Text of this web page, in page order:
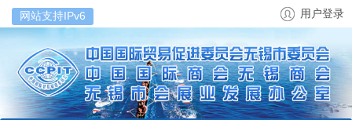
网站支持IPv6 用户登录